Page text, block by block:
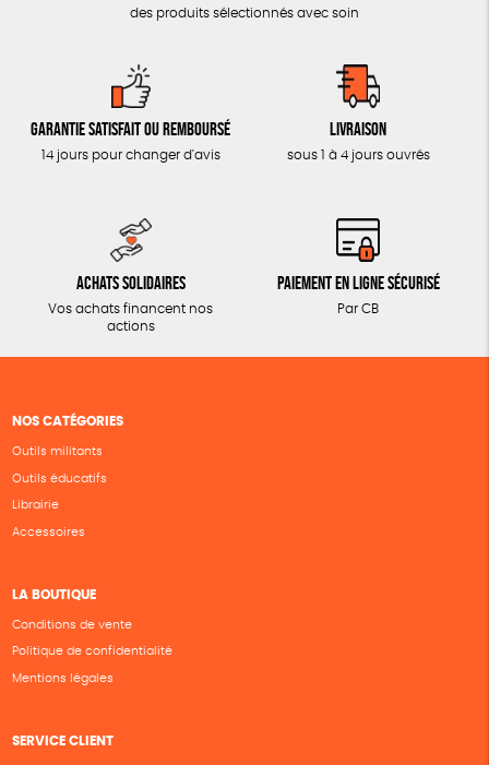
des produits sélectionnés avec soin
Garantie satisfait ou remboursé
14 jours pour changer d'avis
Livraison
sous 1 à 4 jours ouvrés
Achats solidaires
Vos achats financent nos
actions
Paiement en ligne sécurisé
Par CB
NOS CATÉGORIES
Outils militants
Outils éducatifs
Librairie
Accessoires
LA BOUTIQUE
Conditions de vente
Politique de confidentialité
Mentions légales
SERVICE CLIENT